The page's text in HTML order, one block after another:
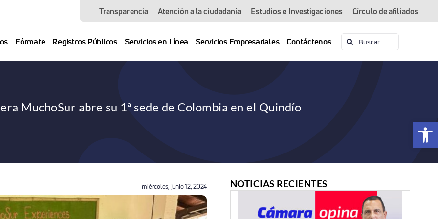
Abrir
Transparencia Atención a la ciudadanía Estudios e Investigaciones Círculo de afiliados
Fórmate Registros Públicos Servicios en Línea Servicios Empresariales Contáctenos Buscar:
MuchoSur abre su 1ª sede de Colombia en el Quindío
miércoles, junio 12, 2024 NOTICIAS RECIENTES